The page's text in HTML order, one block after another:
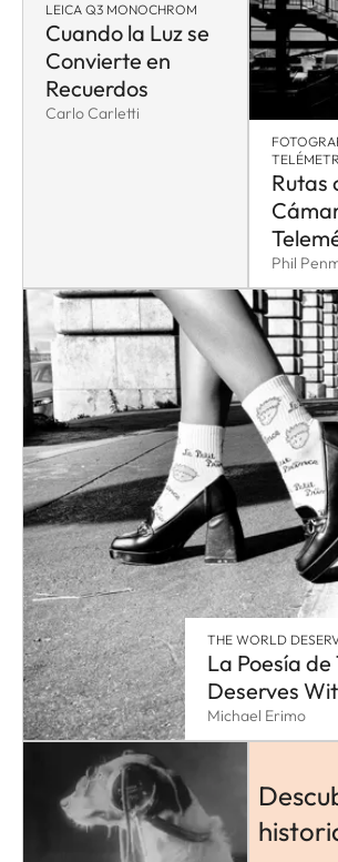
LEICA Q3 MONOCHROM
Cuando la Luz se
Convierte en
Recuerdos
Carlo Carletti
Rutas
Phil
THE WORLD
La Poesía
Deserves
Michael Erimo